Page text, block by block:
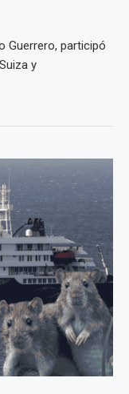
Guerrero, participó
y